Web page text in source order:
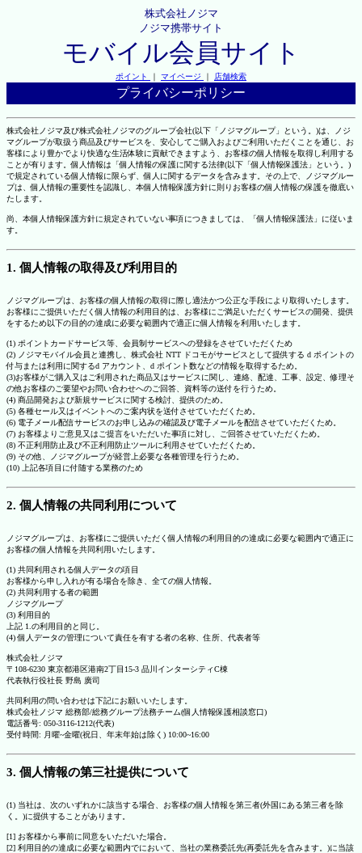
株式会社ノジマ
ノジマ携帯サイト
モバイル会員サイト
ポイント ｜ マイページ ｜ 店舗検索
プライバシーポリシー
株式会社ノジマ及び株式会社ノジマのグループ会社(以下「ノジマグループ」という。)は、ノジ
マグループが取扱う商品及びサービスを、安心してご購入およびご利用いただくことを通じ、お
客様により豊かでより快適な生活体験に貢献できますよう、お客様の個人情報を取得し利用する
ことが有ります。個人情報は「個人情報の保護に関する法律(以下「個人情報保護法」という。)
で規定されている個人情報に限らず、個人に関するデータを含みます。その上で、ノジマグルー
プは、個人情報の重要性を認識し、本個人情報保護方針に則りお客様の個人情報の保護を徹底い
たします。
尚、本個人情報保護方針に規定されていない事項につきましては、「個人情報保護法」に従いま
す。
1. 個人情報の取得及び利用目的
ノジマグループは、お客様の個人情報の取得に際し適法かつ公正な手段により取得いたします。
お客様にご提供いただく個人情報の利用目的は、お客様にご満足いただくサービスの開発、提供
をするため以下の目的の達成に必要な範囲内で適正に個人情報を利用いたします。
(1) ポイントカードサービス等、会員制サービスへの登録をさせていただくため
(2) ノジマモバイル会員と連携し、株式会社 NTT ドコモがサービスとして提供する d ポイントの
付与または利用に関するd アカウント、d ポイント数などの情報を取得するため。
(3)お客様がご購入又はご利用された商品又はサービスに関し、連絡、配達、工事、設定、修理そ
の他お客様のご要望やお問い合わせへのご回答、資料等の送付を行うため。
(4) 商品開発および新規サービスに関する検討、提供のため。
(5) 各種セール又はイベントへのご案内状を送付させていただくため。
(6) 電子メール配信サービスのお申し込みの確認及び電子メールを配信させていただくため。
(7) お客様よりご意見又はご提言をいただいた事項に対し、ご回答させていただくため。
(8) 不正利用防止及び不正利用防止ツールに利用させていただくため。
(9) その他、ノジマグループが経営上必要な各種管理を行うため。
(10) 上記各項目に付随する業務のため
2. 個人情報の共同利用について
ノジマグループは、お客様にご提供いただく個人情報の利用目的の達成に必要な範囲内で適正に
お客様の個人情報を共同利用いたします。
(1) 共同利用される個人データの項目
お客様から申し入れが有る場合を除き、全ての個人情報。
(2) 共同利用する者の範囲
ノジマグループ
(3) 利用目的
上記 1.の利用目的と同じ。
(4) 個人データの管理について責任を有する者の名称、住所、代表者等
株式会社ノジマ
〒108-6230 東京都港区港南2丁目15-3 品川インターシティC棟
代表執行役社長 野島 廣司
共同利用の問い合わせは下記にお願いいたします。
株式会社ノジマ 総務部/総務グループ法務チーム(個人情報保護相談窓口)
電話番号: 050-3116-1212(代表)
受付時間: 月曜~金曜(祝日、年末年始は除く) 10:00~16:00
3. 個人情報の第三社提供について
(1) 当社は、次のいずれかに該当する場合、お客様の個人情報を第三者(外国にある第三者を除
く。)に提供することがあります。
[1] お客様から事前に同意をいただいた場合。
[2] 利用目的の達成に必要な範囲内でにおいて、当社の業務委託先(再委託先を含みます。)に当該